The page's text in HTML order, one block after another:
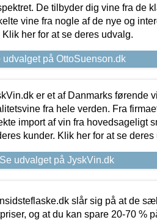
De tilbyder dig vine fra de
vine fra nogle af de nye og
Klik her for at se deres udvalg.
udvalget på OttoSuenson.dk
er et af Danmarks førende
fra hele verden. Fra
import af vin fra hovedsageligt
kunder. Klik her for at se deres
Se udvalget på JyskVin.dk
slår sig på at de
og at du kan spare 20-70 %